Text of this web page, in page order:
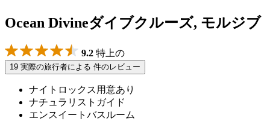
Ocean Divineダイブクルーズ, モルジブ
9.2 特上の
19 実際の旅行者による 件のレビュー
ナイトロックス用意あり
ナチュラリストガイド
エンスイートバスルーム